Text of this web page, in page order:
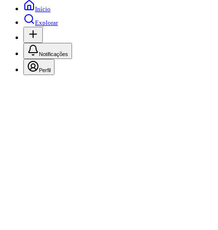
Início
Explorar
Notificações
Perfil